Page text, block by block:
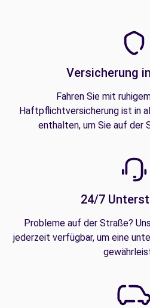
Versicherung
Fahren Sie mit
Haftpflichtversicherung ist in
enthalten, um Sie auf der
24/7
Probleme auf der Straße?
jederzeit verfügbar, um eine